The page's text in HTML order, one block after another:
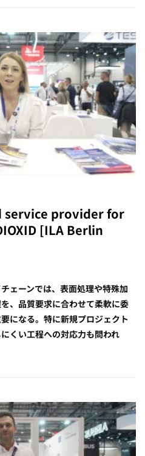
service provider for
[ILA Berlin
ェーンでは、表面処理や特殊加
、品質要求に合わせて柔軟に委
になる。特に新規プロジェクト
くい工程への対応力も問われ